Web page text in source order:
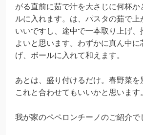
がる直前に茹で汁を大さじに何杯か
ルに入れます。は、パスタの茹で上
いいですし、途中で一本取り上げ、
よいと思います。わずかに真ん中に
げ、ボールに入れて和えます。
あとは、盛り付けるだけ。春野菜を
これと合わせてもいいかと思います
我が家のペペロンチーノのご紹介で